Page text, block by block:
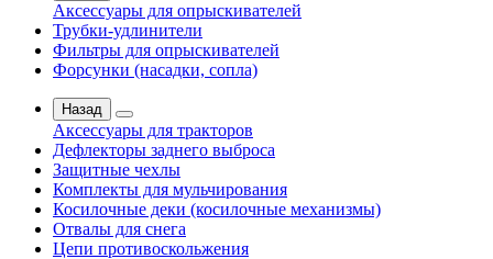
Аксессуары для опрыскивателей
Трубки-удлинители
Фильтры для опрыскивателей
Форсунки (насадки, сопла)
Назад
Аксессуары для тракторов
Дефлекторы заднего выброса
Защитные чехлы
Комплекты для мульчирования
Косилочные деки (косилочные механизмы)
Отвалы для снега
Цепи противоскольжения